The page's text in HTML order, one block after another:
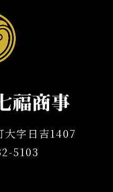
大字日吉1407
5103